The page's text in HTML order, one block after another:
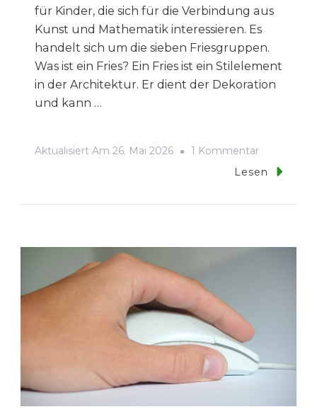
für Kinder, die sich für die Verbindung aus
Kunst und Mathematik interessieren. Es
handelt sich um die sieben Friesgruppen.
Was ist ein Fries? Ein Fries ist ein Stilelement
in der Architektur. Er dient der Dekoration
und kann …
Aktualisiert Am 26. Mai 2026 1 KommentarZu
Lesen